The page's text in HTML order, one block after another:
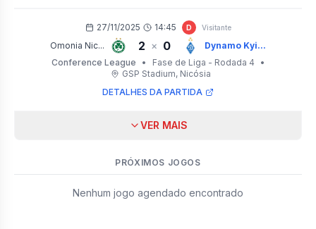
27/11/2025 14:45 D Visitante
Omonia Nic... 2 × 0
Dynamo Kyi...
Conference League
• Fase de Liga - Rodada 4
•
GSP Stadium, Nicósia
DETALHES DA PARTIDA
VER MAIS
PRÓXIMOS JOGOS
Nenhum jogo agendado encontrado